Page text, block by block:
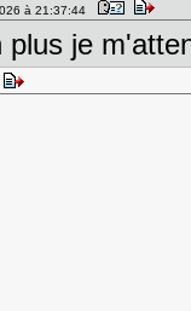
à 21:37:44
plus je